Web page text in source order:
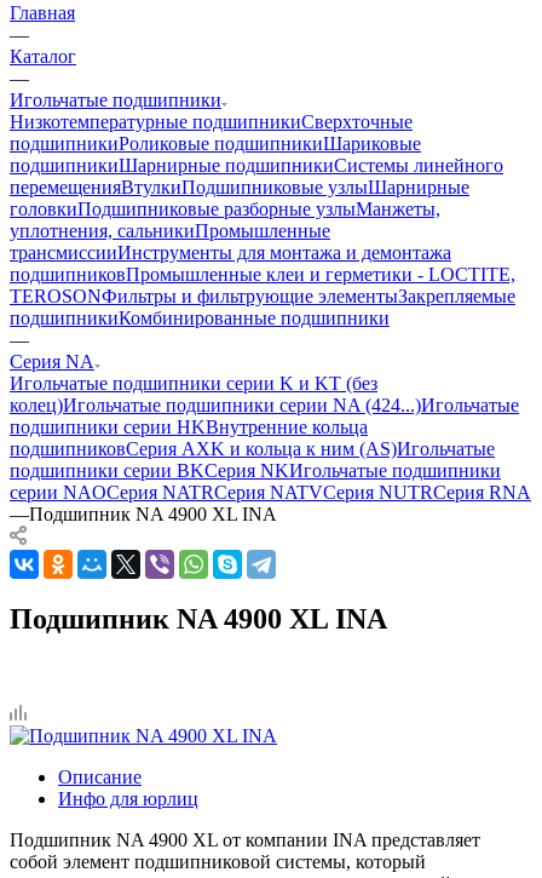
Главная
—
Каталог
—
Игольчатые подшипники
Низкотемпературные подшипникиСверхточные
подшипникиРоликовые подшипникиШариковые
подшипникиШарнирные подшипникиСистемы линейного
перемещенияВтулкиПодшипниковые узлыШарнирные
головкиПодшипниковые разборные узлыМанжеты,
уплотнения, сальникиПромышленные
трансмиссииИнструменты для монтажа и демонтажа
подшипниковПромышленные клеи и герметики - LOCTITE,
TEROSONФильтры и фильтрующие элементыЗакрепляемые
подшипникиКомбинированные подшипники
—
Серия NA
Игольчатые подшипники серии K и KT (без
колец)Игольчатые подшипники серии NA (424...)Игольчатые
подшипники серии HKВнутренние кольца
подшипниковСерия AXK и кольца к ним (AS)Игольчатые
подшипники серии BKСерия NKИгольчатые подшипники
серии NAOСерия NATRСерия NATVСерия NUTRСерия RNA
—Подшипник NA 4900 XL INA
Подшипник NA 4900 XL INA
Описание
Инфо для юрлиц
Подшипник NA 4900 XL от компании INA представляет
собой элемент подшипниковой системы, который